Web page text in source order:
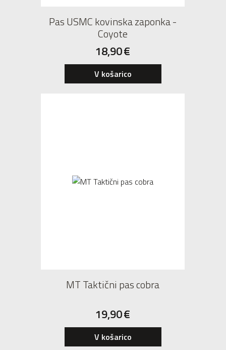
Pas USMC kovinska zaponka -
Coyote
18,90€
V košarico
MT Taktični pas cobra
19,90€
V košarico